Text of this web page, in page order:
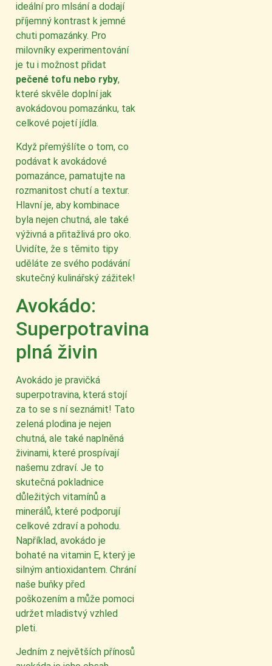
ideální pro mlsání a dodají
příjemný kontrast k jemné
chuti pomazánky. Pro
milovníky experimentování
je tu i možnost přidat
pečené tofu nebo ryby,
které skvěle doplní jak
avokádovou pomazánku, tak
celkové pojetí jídla.
Když přemýšlíte o tom, co
podávat k avokádové
pomazánce, pamatujte na
rozmanitost chutí a textur.
Hlavní je, aby kombinace
byla nejen chutná, ale také
výživná a přitažlivá pro oko.
Uvidíte, že s těmito tipy
uděláte ze svého podávání
skutečný kulinářský zážitek!
Avokádo:
Superpotravina
plná živin
Avokádo je pravičká
superpotravina, která stojí
za to se s ní seznámit! Tato
zelená plodina je nejen
chutná, ale také naplněná
živinami, které prospívají
našemu zdraví. Je to
skutečná pokladnice
důležitých vitamínů a
minerálů, které podporují
celkové zdraví a pohodu.
Například, avokádo je
bohaté na vitamin E, který je
silným antioxidantem. Chrání
naše buňky před
poškozením a může pomoci
udržet mladistvý vzhled
pleti.
Jedním z největších přínosů